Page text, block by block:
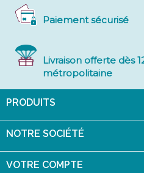
Paiement sécurisé
Livraison offerte dès
métropolitaine
PRODUITS
NOTRE SOCIÉTÉ
VOTRE COMPTE